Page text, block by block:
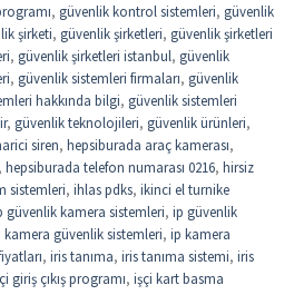
, güvenlik kontrol sistemleri, güvenlik
şirketi, güvenlik şirketleri, güvenlik şirketleri
, güvenlik şirketleri istanbul, güvenlik
, güvenlik sistemleri firmaları, güvenlik
hakkında bilgi, güvenlik sistemleri
, güvenlik teknolojileri, güvenlik ürünleri,
siren, hepsiburada araç kamerası,
, hepsiburada telefon numarası 0216, hirsiz
sistemleri, ihlas pdks, ikinci el turnike
güvenlik kamera sistemleri, ip güvenlik
kamera güvenlik sistemleri, ip kamera
, iris tanıma, iris tanıma sistemi, iris
giriş çıkış programı, işçi kart basma